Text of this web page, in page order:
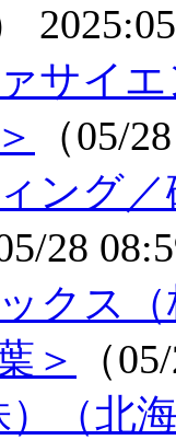
サイ
（05/
ィング
05/28
クス
＞
（
）（北